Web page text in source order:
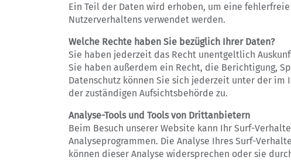
Ein Teil der Daten wird erhoben, um eine
Nutzerverhaltens verwendet werden.
Welche Rechte haben Sie bezüglich Ihrer Daten?
Sie haben jederzeit das Recht unentgeltlich
Sie haben außerdem ein Recht, die Berichtigung,
Datenschutz können Sie sich jederzeit unter der im
der zuständigen Aufsichtsbehörde zu.
Analyse-Tools und Tools von Drittanbietern
Beim Besuch unserer Website kann Ihr Surf-
Analyseprogrammen. Die Analyse Ihres Surf-
können dieser Analyse widersprechen oder sie